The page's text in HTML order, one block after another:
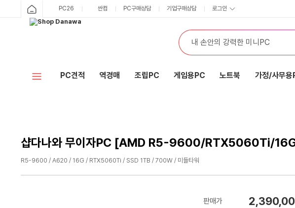
PC26 싼컴 PC구매상담 기업구매상담 로그인
통
합
검
색
검
색
PC견적 역경매 조립PC 게임용PC 노트북 가정/사무용
샵다나와 무이자PC [AMD R5-9600/RTX5060Ti/
R5-9600 / A620 / 16G / RTX5060Ti / SSD 1TB / 700W / 미들타워
판매가